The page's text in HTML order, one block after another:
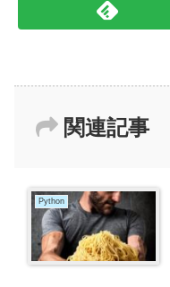
関連記事
Python